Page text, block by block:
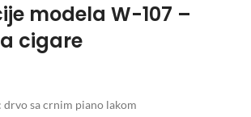
modela W-107 –
cigare
sa crnim piano lakom